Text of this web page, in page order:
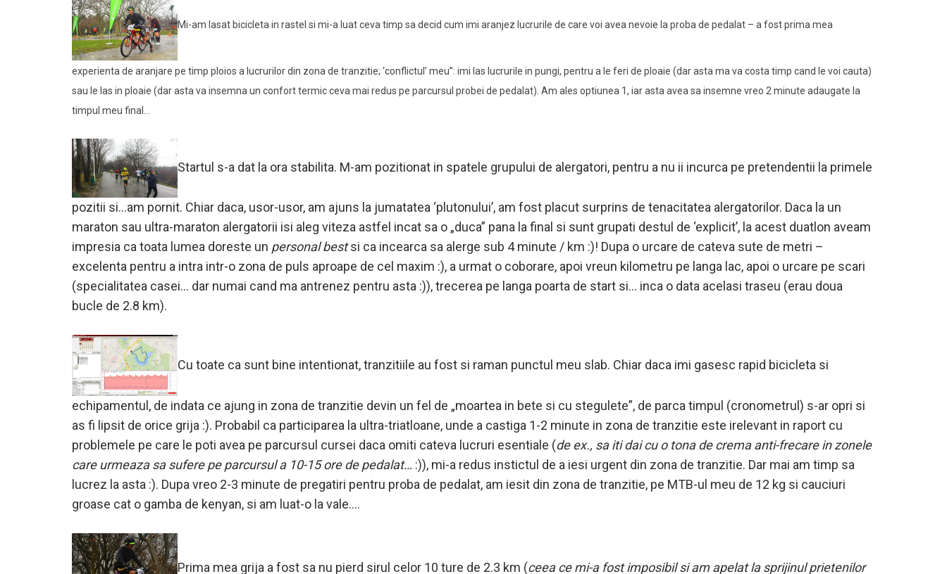
Mi-am lasat bicicleta in rastel si mi-a luat ceva timp sa decid cum imi aranjez lucrurile de care voi avea nevoie la proba de pedalat – a fost prima mea
experienta de aranjare pe timp ploios a lucrurilor din zona de tranzitie; ‘conflictul’ meu”: imi las lucrurile in pungi, pentru a le feri de ploaie (dar asta ma va costa timp cand le voi cauta)
sau le las in ploaie (dar asta va insemna un confort termic ceva mai redus pe parcursul probei de pedalat). Am ales optiunea 1, iar asta avea sa insemne vreo 2 minute adaugate la
timpul meu final…
Startul s-a dat la ora stabilita. M-am pozitionat in spatele grupului de alergatori, pentru a nu ii incurca pe pretendentii la primele
pozitii si…am pornit. Chiar daca, usor-usor, am ajuns la jumatatea ‘plutonului’, am fost placut surprins de tenacitatea alergatorilor. Daca la un
maraton sau ultra-maraton alergatorii isi aleg viteza astfel incat sa o „duca” pana la final si sunt grupati destul de ‘explicit’, la acest duatlon aveam
impresia ca toata lumea doreste un personal bestsi ca incearca sa alerge sub 4 minute / km :)! Dupa o urcare de cateva sute de metri –
excelenta pentru a intra intr-o zona de puls aproape de cel maxim :), a urmat o coborare, apoi vreun kilometru pe langa lac, apoi o urcare pe scari
(specialitatea casei… dar numai cand ma antrenez pentru asta :)), trecerea pe langa poarta de start si… inca o data acelasi traseu (erau doua
bucle de 2.8 km).
Cu toate ca sunt bine intentionat, tranzitiile au fost si raman punctul meu slab. Chiar daca imi gasesc rapid bicicleta si
echipamentul, de indata ce ajung in zona de tranzitie devin un fel de „moartea in bete si cu stegulete”, de parca timpul (cronometrul) s-ar opri si
as fi lipsit de orice grija :). Probabil ca participarea la ultra-triatloane, unde a castiga 1-2 minute in zona de tranzitie este irelevant in raport cu
problemele pe care le poti avea pe parcursul cursei daca omiti cateva lucruri esentiale (de ex., sa iti dai cu o tona de crema anti-frecare in zonele
care urmeaza sa sufere pe parcursul a 10-15 ore de pedalat… :)), mi-a redus instictul de a iesi urgent din zona de tranzitie. Dar mai am timp sa
lucrez la asta :). Dupa vreo 2-3 minute de pregatiri pentru proba de pedalat, am iesit din zona de tranzitie, pe MTB-ul meu de 12 kg si cauciuri
groase cat o gamba de kenyan, si am luat-o la vale….
Prima mea grija a fost sa nu pierd sirul celor 10 ture de 2.3 km (ceea ce mi-a fost imposibil si am apelat la sprijinul prietenilor